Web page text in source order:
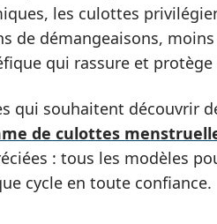
les culottes
de démangeaisons,
qui rassure et protège
qui souhaitent découvrir
de culottes
: tous les modèles
cycle en toute confiance.